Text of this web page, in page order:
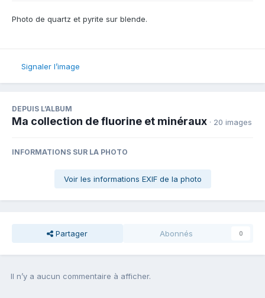
Photo de quartz et pyrite sur blende.
Signaler l’image
DEPUIS L’ALBUM
Ma collection de fluorine et minéraux · 20 images
INFORMATIONS SUR LA PHOTO
Voir les informations EXIF de la photo
Partager Abonnés 0
Il n’y a aucun commentaire à afficher.